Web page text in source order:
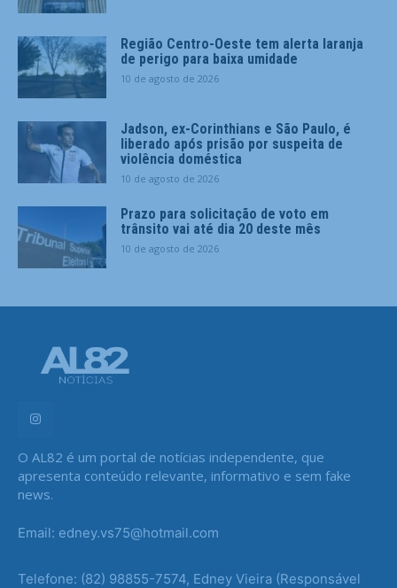
Região Centro-Oeste tem alerta laranja
de perigo para baixa umidade
10 de agosto de 2026
Jadson, ex-Corinthians e São Paulo, é
liberado após prisão por suspeita de
violência doméstica
10 de agosto de 2026
Prazo para solicitação de voto em
trânsito vai até dia 20 deste mês
10 de agosto de 2026
O AL82 é um portal de notícias independente, que
apresenta conteúdo relevante, informativo e sem fake
news.
Email: edney.vs75@hotmail.com
Telefone: (82) 98855-7574, Edney Vieira (Responsável